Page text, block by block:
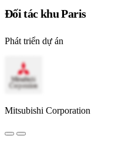
Đối tác khu Paris
Phát triển dự án
Mitsubishi Corporation